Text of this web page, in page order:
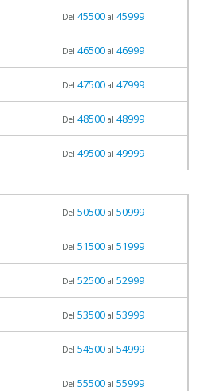
Del 45500al 45999
Del 46500al 46999
Del 47500al 47999
Del 48500al 48999
Del 49500al 49999
Del 50500al 50999
Del 51500al 51999
Del 52500al 52999
Del 53500al 53999
Del 54500al 54999
Del 55500al 55999